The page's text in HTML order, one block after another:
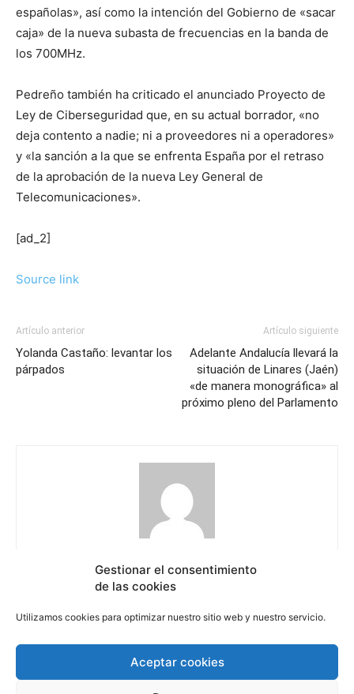
Gestionar el consentimiento
de las cookies
Utilizamos cookies para optimizar nuestro sitio web y nuestro servicio.
Aceptar cookies
españolas», así como la intención del Gobierno de «sacar
caja» de la nueva subasta de frecuencias en la banda de
los 700MHz.
Pedreño también ha criticado el anunciado Proyecto de
Ley de Ciberseguridad que, en su actual borrador, «no
deja contento a nadie; ni a proveedores ni a operadores»
y «la sanción a la que se enfrenta España por el retraso
de la aprobación de la nueva Ley General de
Telecomunicaciones».
[ad_2]
Source link
Artículo anterior
Yolanda Castaño: levantar los
párpados
Artículo siguiente
Adelante Andalucía llevará la
situación de Linares (Jaén)
«de manera monográfica» al
próximo pleno del Parlamento
https://elsolrevista.com
Internacional